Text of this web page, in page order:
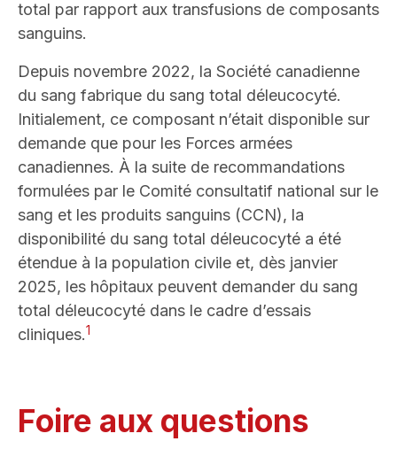
total par rapport aux transfusions de composants
sanguins.
Depuis novembre 2022, la Société canadienne
du sang fabrique du sang total déleucocyté.
Initialement, ce composant n’était disponible sur
demande que pour les Forces armées
canadiennes. À la suite de recommandations
formulées par le Comité consultatif national sur le
sang et les produits sanguins (CCN), la
disponibilité du sang total déleucocyté a été
étendue à la population civile et, dès janvier
2025, les hôpitaux peuvent demander du sang
total déleucocyté dans le cadre d’essais
cliniques.1
Foire aux questions